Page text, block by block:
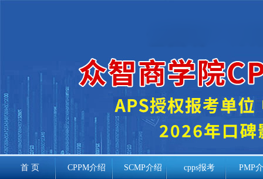
首 页 CPPM介绍 SCMP介绍 cpps报考 PMP